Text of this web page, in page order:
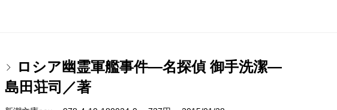
ロシア幽霊軍艦事件―名探偵 御手洗潔―
島田荘司／著